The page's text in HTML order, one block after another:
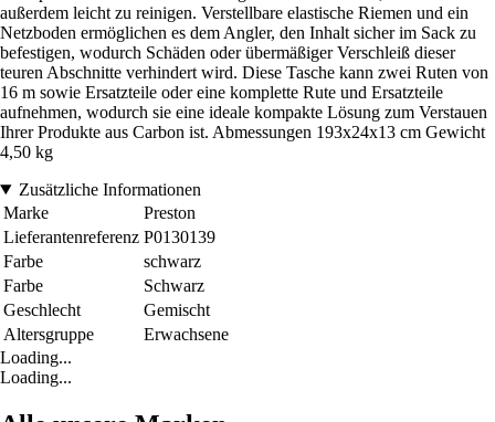
außerdem leicht zu reinigen. Verstellbare elastische Riemen und ein
Netzboden ermöglichen es dem Angler, den Inhalt sicher im Sack zu
befestigen, wodurch Schäden oder übermäßiger Verschleiß dieser
teuren Abschnitte verhindert wird. Diese Tasche kann zwei Ruten von
16 m sowie Ersatzteile oder eine komplette Rute und Ersatzteile
aufnehmen, wodurch sie eine ideale kompakte Lösung zum Verstauen
Ihrer Produkte aus Carbon ist. Abmessungen 193x24x13 cm Gewicht
4,50 kg
Zusätzliche Informationen
Marke
Preston
Lieferantenreferenz P0130139
Farbe
schwarz
Farbe
Schwarz
Geschlecht
Gemischt
Altersgruppe
Erwachsene
Loading...
Loading...